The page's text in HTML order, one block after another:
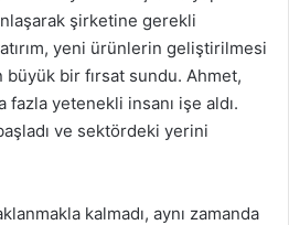
şirketine gerekli
yeni ürünlerin geliştirilmesi
büyük bir fırsat sundu. Ahmet,
yetenekli insanı işe aldı.
ve sektördeki yerini
kalmadı, aynı zamanda